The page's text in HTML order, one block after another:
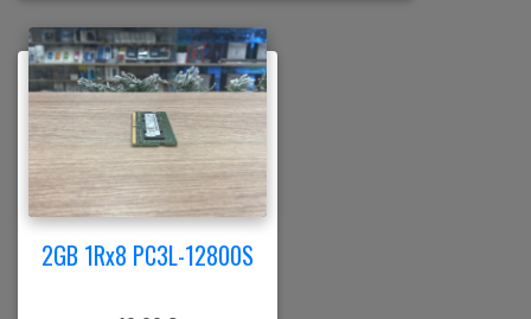
2GB 1Rx8 PC3L-12800S